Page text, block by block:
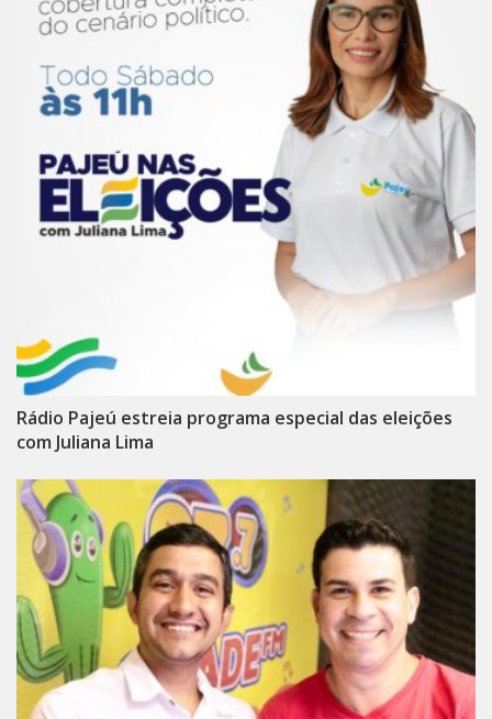
Rádio Pajeú estreia programa especial das eleições
com Juliana Lima